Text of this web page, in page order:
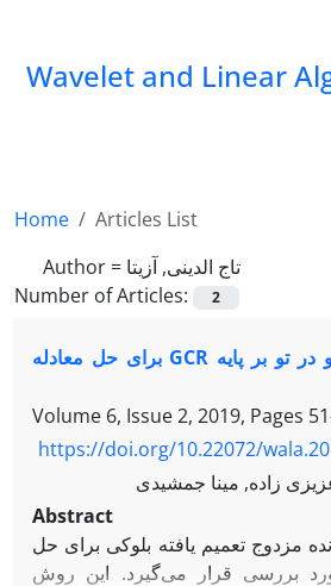
Wavelet and Linear
Home
Articles List
Author = تاج الدینی, آزیتا
Number of Articles:
2
روش کریلف بلوکی تو در تو بر پایه GCR برای حل معادله
Volume 6, Issue 2, 2019, Pages
https://doi.org/10.22072/
عزیزی زاده, مینا جمشیدی
Abstract
مزدوج تعمیم یافته بلوکی برای حل
بررسی قرار می‌گیرد. این روش